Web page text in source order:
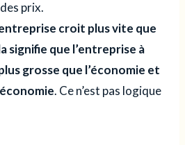
prix.
croit plus vite que
signifie que l’entreprise à
grosse que l’économie et
. Ce n’est pas logique